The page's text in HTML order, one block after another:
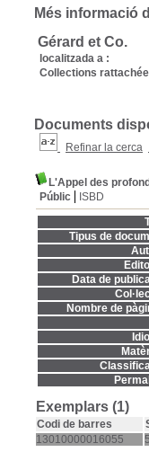
Més informació
Gérard et Co.
localitzada a :
Collections
Documents
Refinar la cerca
L'Appel des
Públic
ISBD
Tipus de
Data de
Nombre de
Exemplars (1)
Codi de barres
13010000016055